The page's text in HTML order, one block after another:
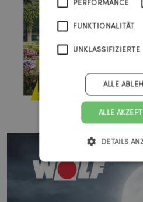
PERFORMANCE
FUNKTIONALITÄT
UNKLASSIFIZIERTE
ALLE
ALLE
DETAILS